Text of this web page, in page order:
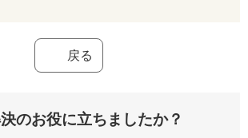
戻る
のお役に立ちましたか？